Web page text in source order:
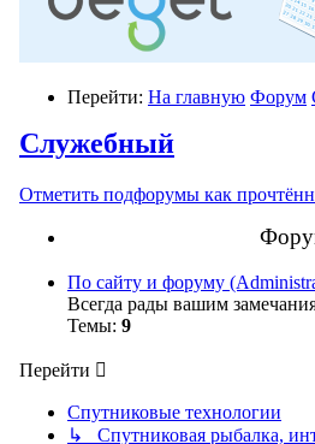
Перейти: На главную Форум
Служебный
Отметить подфорумы как
По сайту и форуму
Всегда рады вашим
Темы: 9
Перейти
Спутниковые технологии
↳ Спутниковая рыбалка,